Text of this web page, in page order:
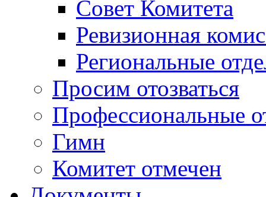
Совет Комитета
Ревизионная
Региональные
Просим отозваться
Профессиональные
Гимн
Комитет отмечен